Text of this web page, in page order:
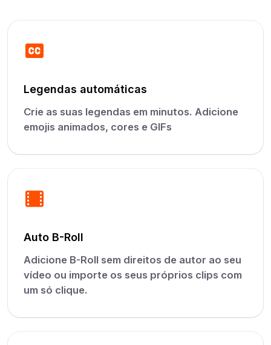
Legendas automáticas
Crie as suas legendas em minutos. Adicione
emojis animados, cores e GIFs
Auto B-Roll
Adicione B-Roll sem direitos de autor ao seu
vídeo ou importe os seus próprios clips com
um só clique.